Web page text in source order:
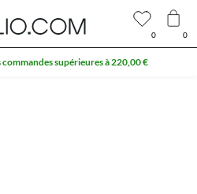
0 0
supérieures à 220,00 €